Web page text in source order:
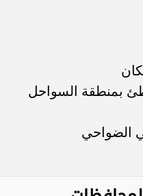
بمنطقة السواحل
الضواحي